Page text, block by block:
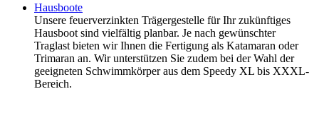
Hausboote
Unsere feuerverzinkten Trägergestelle für Ihr zukünftiges
Hausboot sind vielfältig planbar. Je nach gewünschter
Traglast bieten wir Ihnen die Fertigung als Katamaran oder
Trimaran an. Wir unterstützen Sie zudem bei der Wahl der
geeigneten Schwimmkörper aus dem Speedy XL bis XXXL-
Bereich.